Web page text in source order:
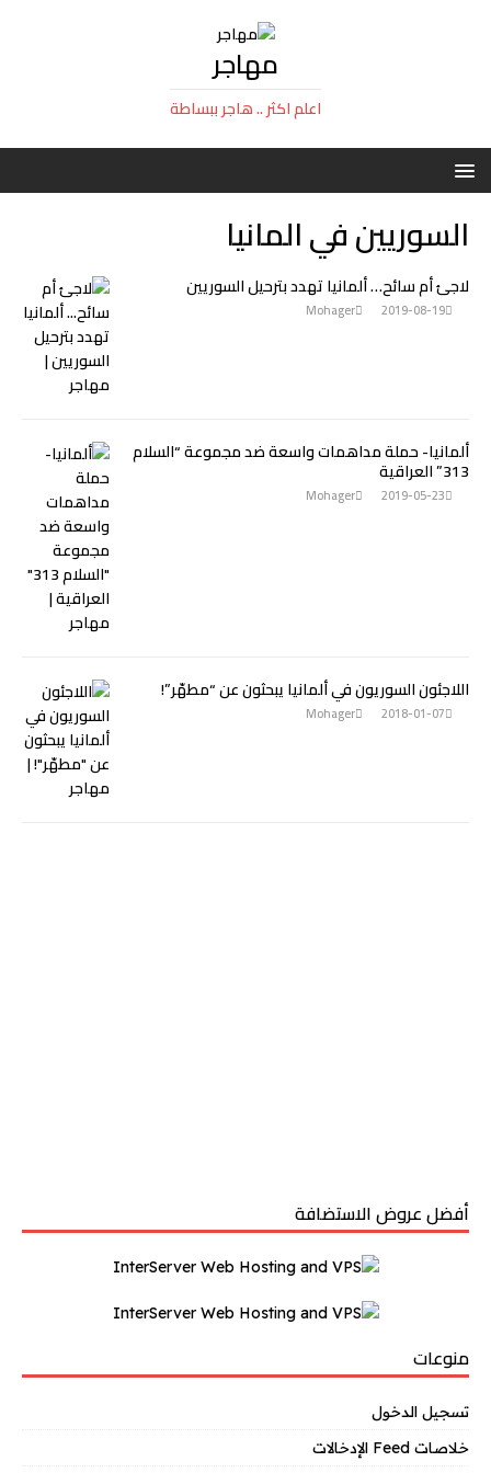
مهاجر
اعلم اكثر .. هاجر ببساطة
السوريين في المانيا
لاجئ أم سائح… ألمانيا تهدد بترحيل السوريين
2019-08-19
Mohager
ألمانيا- حملة مداهمات واسعة ضد مجموعة “السلام
313” العراقية
2019-05-23
Mohager
اللاجئون السوريون في ألمانيا يبحثون عن “مطهّر”!
2018-01-07
Mohager
أفضل عروض الاستضافة
منوعات
تسجيل الدخول
خلاصات Feed الإدخالات